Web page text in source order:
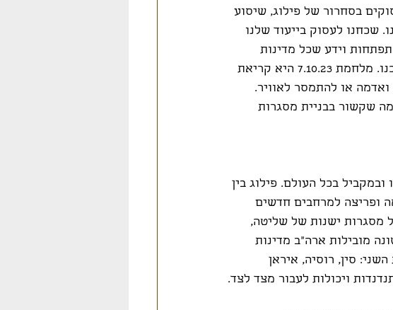
את המכה של מלחמת 7.10.23.  היינו עסוקים בסחרור של פילוג, שיסוע
שכחנו לעסוק בייעוד שלנו
וידע שכל מדינות
העולם אמורות להנות ממנו כולל מדינות ערב וערביי מדינת ישראל בתוכנו. מלחמת 7.10.23 היא קריאת
או להתמסר לאוויר.
שקשור בבניית מסגרות
בכל העולם. פילוג בין
ופריצה למרחבים חדשים
מסגרות ישנות של שליטה,
מובילות ארה"ב מדינות
סין, רוסיה, איראן
ויכולות לעבור מצד לצד.